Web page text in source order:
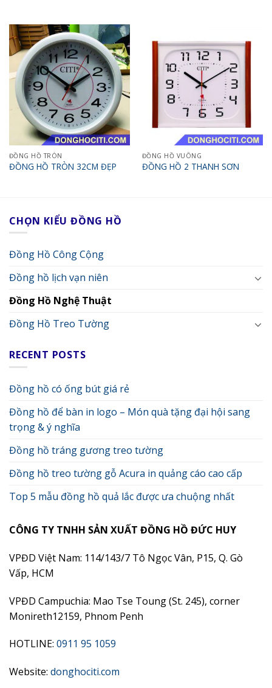
ĐỒNG HỒ TRÒN
ĐỒNG HỒ TRÒN 32CM ĐẸP
ĐỒNG HỒ VUÔNG
ĐỒNG HỒ 2 THANH SƠN
CHỌN KIỂU ĐỒNG HỒ
Đồng Hồ Công Cộng
Đồng hồ lịch vạn niên
Đồng Hồ Nghệ Thuật
Đồng Hồ Treo Tường
RECENT POSTS
Đồng hồ có ống bút giá rẻ
Đồng hồ để bàn in logo – Món quà tặng đại hội sang
trọng & ý nghĩa
Đồng hồ tráng gương treo tường
Đồng hồ treo tường gỗ Acura in quảng cáo cao cấp
Top 5 mẫu đồng hồ quả lắc được ưa chuộng nhất
CÔNG TY TNHH SẢN XUẤT ĐỒNG HỒ ĐỨC HUY
VPĐD Việt Nam: 114/143/7 Tô Ngọc Vân, P15, Q. Gò
Vấp, HCM
VPĐD Campuchia: Mao Tse Toung (St. 245), corner
Monireth12159, Phnom Penh
HOTLINE: 0911 95 1059
Website: donghociti.com